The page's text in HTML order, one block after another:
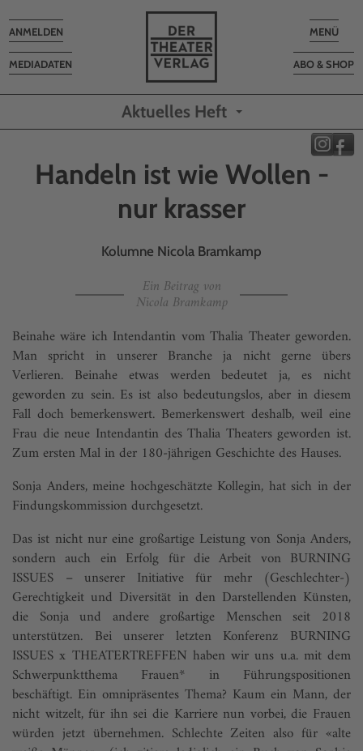
Toggle
MENÜ
ABO & SHOP
MEDIADATEN
Toggle
navigation
ANMELDEN
Aktuelles Heft
Handeln ist wie Wollen -
nur krasser
Kolumne Nicola Bramkamp
Ein Beitrag von
Nicola Bramkamp
Beinahe wäre ich Intendantin vom Thalia Theater geworden.
Man spricht in unserer Branche ja nicht gerne übers
Verlieren. Beinahe etwas werden bedeutet ja, es nicht
geworden zu sein. Es ist also bedeutungslos, aber in diesem
Fall doch bemerkenswert. Bemerkenswert deshalb, weil eine
Frau die neue Intendantin des Thalia Theaters geworden ist.
Zum ersten Mal in der 180-jährigen Geschichte des Hauses.
Sonja Anders, meine hochgeschätzte Kollegin, hat sich in der
Findungskommission durchgesetzt.
Das ist nicht nur eine großartige Leistung von Sonja Anders,
sondern auch ein Erfolg für die Arbeit von BURNING
ISSUES – unserer Initiative für mehr (Geschlechter-)
Gerechtigkeit und Diversität in den Darstellenden Künsten,
die Sonja und andere großartige Menschen seit 2018
unterstützen. Bei unserer letzten Konferenz BURNING
ISSUES x THEATERTREFFEN haben wir uns u.a. mit dem
Schwerpunktthema Frauen* in Führungspositionen
beschäftigt. Ein omnipräsentes Thema? Kaum ein Mann, der
nicht witzelt, für ihn sei die Karriere nun vorbei, die Frauen
würden jetzt übernehmen. Schlechte Zeiten also für «alte